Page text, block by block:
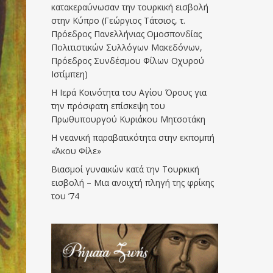
κατακεραύνωσαν την τουρκική εισβολή
στην Κύπρο (Γεώργιος Τάτσιος, τ.
Πρόεδρος Πανελλήνιας Ομοσπονδίας
Πολιτιστικών Συλλόγων Μακεδόνων,
Πρόεδρος Συνδέσμου Φίλων Οχυρού
Ιστίμπεη)
Η Ιερά Κοινότητα του Αγίου Όρους για
την πρόσφατη επίσκεψη του
Πρωθυπουργού Κυριάκου Μητσοτάκη
Η νεανική παραβατικότητα στην εκπομπή
«Άκου Φίλε»
Βιασμοί γυναικών κατά την Τουρκική
εισβολή – Μια ανοιχτή πληγή της φρίκης
του ’74